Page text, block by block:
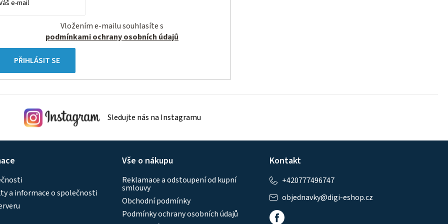
podmínkami ochrany osobních údajů
PŘIHLÁSIT SE
Sledujte nás na Instagramu
a informace o společnosti
Vše o nákupu
Reklamace a odstoupení od kupní
smlouvy
Obchodní podmínky
Podmínky ochrany osobních údajů
Kontakt
objednavky@digi-eshop.cz
+420777496747